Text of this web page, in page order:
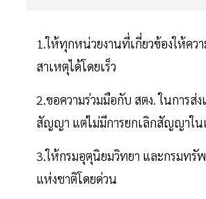
1.ให้ทุกหน่วยงานที่เกี่ยวข้องให้คว
สาเหตุได้โดยเร็ว
2.ขอความร่วมมือกับ สตง. ในการส่
สัญญา แต่ไม่มีการยกเลิกสัญญาใน
3.ให้กรมอุตุนิยมวิทยา และกรมทรั
แห่งชาติโดยด่วน